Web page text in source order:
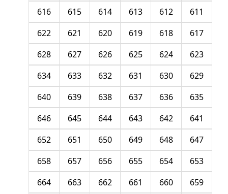
611
612
613
614
615
616
617
618
619
620
621
622
623
624
625
626
627
628
629
630
631
632
633
634
635
636
637
638
639
640
641
642
643
644
645
646
647
648
649
650
651
652
653
654
655
656
657
658
659
660
661
662
663
664